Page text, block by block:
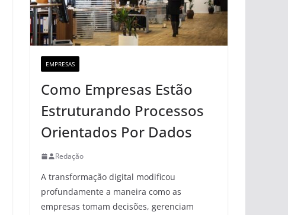
EMPRESAS
Como Empresas Estão
Estruturando Processos
Orientados Por Dados
Redação
A transformação digital modificou
profundamente a maneira como as
empresas tomam decisões, gerenciam